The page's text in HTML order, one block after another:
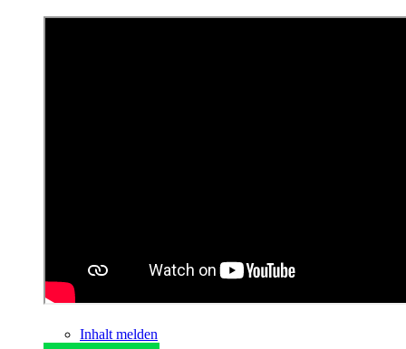
Inhalt melden